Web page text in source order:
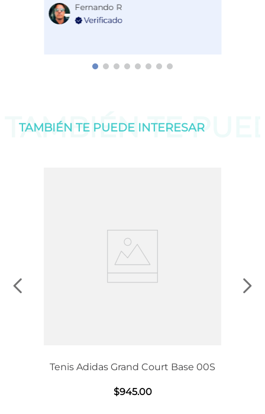
Fernando R
TAMBIÉN TE
TAMBIÉN TE PUEDE INTERESAR
Tenis Adidas Grand Court Base 00S
$945.00